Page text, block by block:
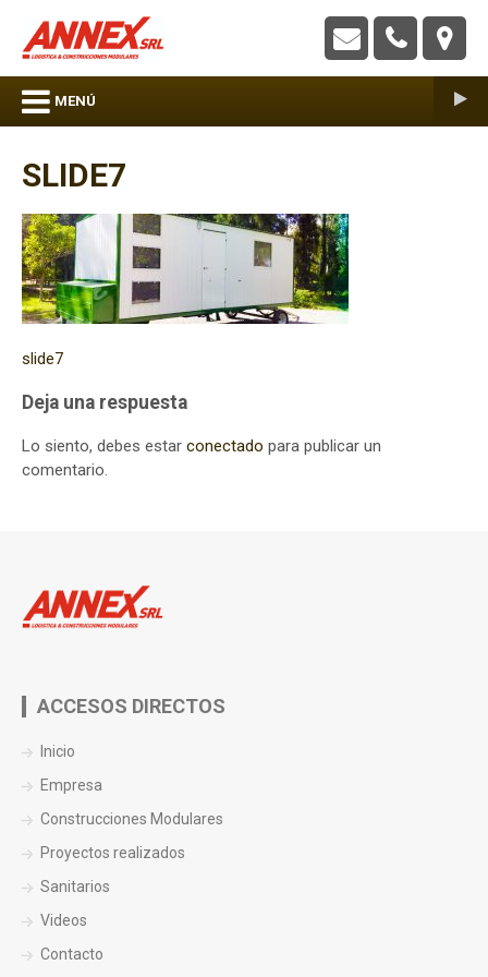
ANNEX S.R.L. – Construcciones Modulares
MENÚ
SLIDE7
Navegación
de
slide7
Deja una respuesta
Lo siento, debes estar conectado para publicar un
comentario.
ACCESOS DIRECTOS
Inicio
Empresa
Construcciones Modulares
Proyectos realizados
Sanitarios
Videos
Contacto